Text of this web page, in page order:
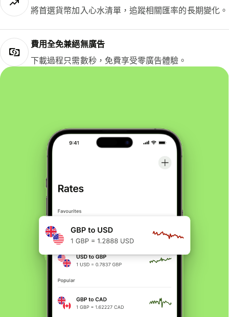
將首選貨幣加入心水清單，追蹤相關匯率的長期變化。
費用全免兼絕無廣告
下載過程只需數秒，免費享受零廣告體驗。